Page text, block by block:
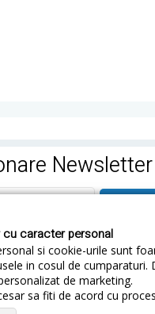
cu caracter personal
si cookie-urile sunt
in cosul de
de marketing.
sa fiti de acord cu
Newsletter
Confidentialitate